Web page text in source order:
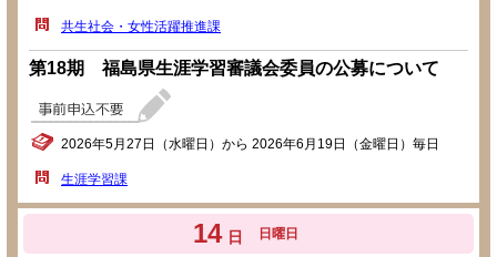
共生社会・女性活躍推進課
第18期 福島県生涯学習審議会委員の公募について
2026年5月27日（水曜日）から 2026年6月19日（金曜日）毎日
生涯学習課
14 日 日曜日